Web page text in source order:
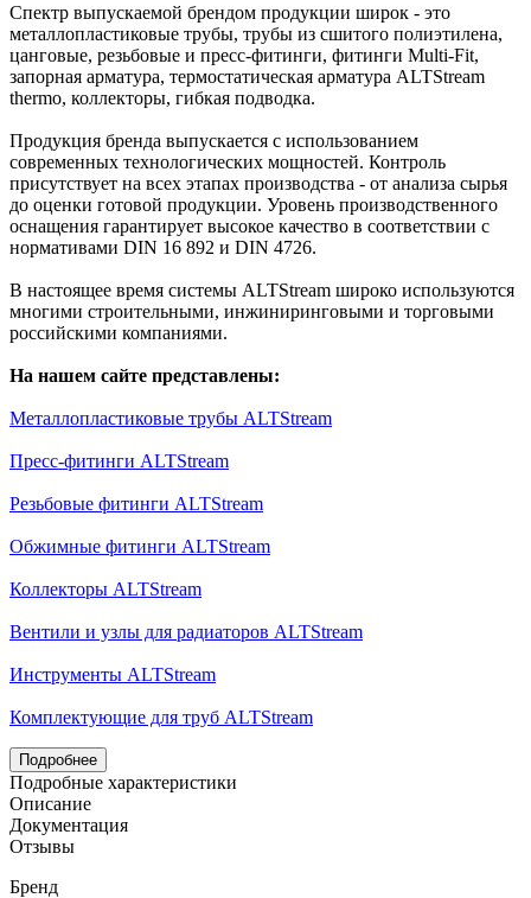
Спектр выпускаемой брендом продукции широк - это
металлопластиковые трубы, трубы из сшитого полиэтилена,
цанговые, резьбовые и пресс-фитинги, фитинги Multi-Fit,
запорная арматура, термостатическая арматура ALTStream
thermo, коллекторы, гибкая подводка.
Продукция бренда выпускается с использованием
современных технологических мощностей. Контроль
присутствует на всех этапах производства - от анализа сырья
до оценки готовой продукции. Уровень производственного
оснащения гарантирует высокое качество в соответствии с
нормативами DIN 16 892 и DIN 4726.
В настоящее время системы ALTStream широко используются
многими строительными, инжиниринговыми и торговыми
российскими компаниями.
На нашем сайте представлены:
Металлопластиковые трубы ALTStream
Пресс-фитинги ALTStream
Резьбовые фитинги ALTStream
Обжимные фитинги ALTStream
Коллекторы ALTStream
Вентили и узлы для радиаторов ALTStream
Инструменты ALTStream
Комплектующие для труб ALTStream
Подробнее
Подробные характеристики
Описание
Документация
Отзывы
Бренд